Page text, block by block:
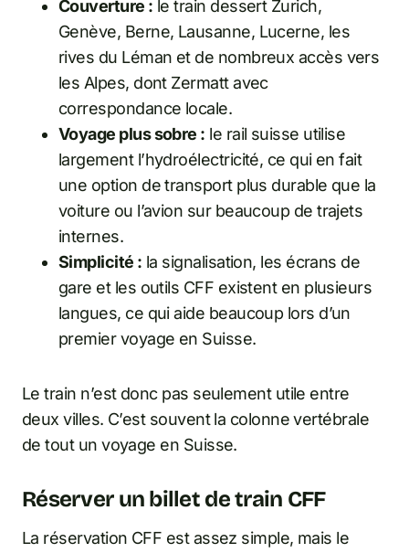
Couverture : le train dessert Zurich,
Genève, Berne, Lausanne, Lucerne, les
rives du Léman et de nombreux accès vers
les Alpes, dont Zermatt avec
correspondance locale.
Voyage plus sobre : le rail suisse utilise
largement l’hydroélectricité, ce qui en fait
une option de transport plus durable que la
voiture ou l’avion sur beaucoup de trajets
internes.
Simplicité : la signalisation, les écrans de
gare et les outils CFF existent en plusieurs
langues, ce qui aide beaucoup lors d’un
premier voyage en Suisse.
Le train n’est donc pas seulement utile entre
deux villes. C’est souvent la colonne vertébrale
de tout un voyage en Suisse.
Réserver un billet de train CFF
La réservation CFF est assez simple, mais le